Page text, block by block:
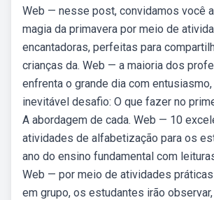
Web — nesse post, convidamos você
magia da primavera por meio de
encantadoras, perfeitas para
crianças da. Web — a maioria dos
enfrenta o grande dia com
inevitável desafio: O que fazer no
A abordagem de cada. Web — 10
atividades de alfabetização para os
ano do ensino fundamental com
Web — por meio de atividades
em grupo, os estudantes irão